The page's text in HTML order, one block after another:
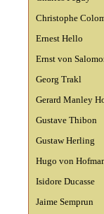
Christophe
Ernest Hello
Ernst von
Georg Trakl
Gerard Manley
Gustave Thibon
Gustaw Herling
Hugo von
Isidore Ducasse
Jaime Semprun